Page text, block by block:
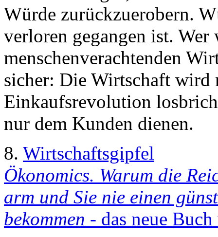
Würde zurückzuerobern.
verloren gegangen ist.
menschenverachtenden
sicher: Die Wirtschaft wird
Einkaufsrevolution
nur dem Kunden dienen.
8. Wirtschaftsgipfel
Ökonomics. Warum die
arm und Sie nie einen
bekommen - das neue